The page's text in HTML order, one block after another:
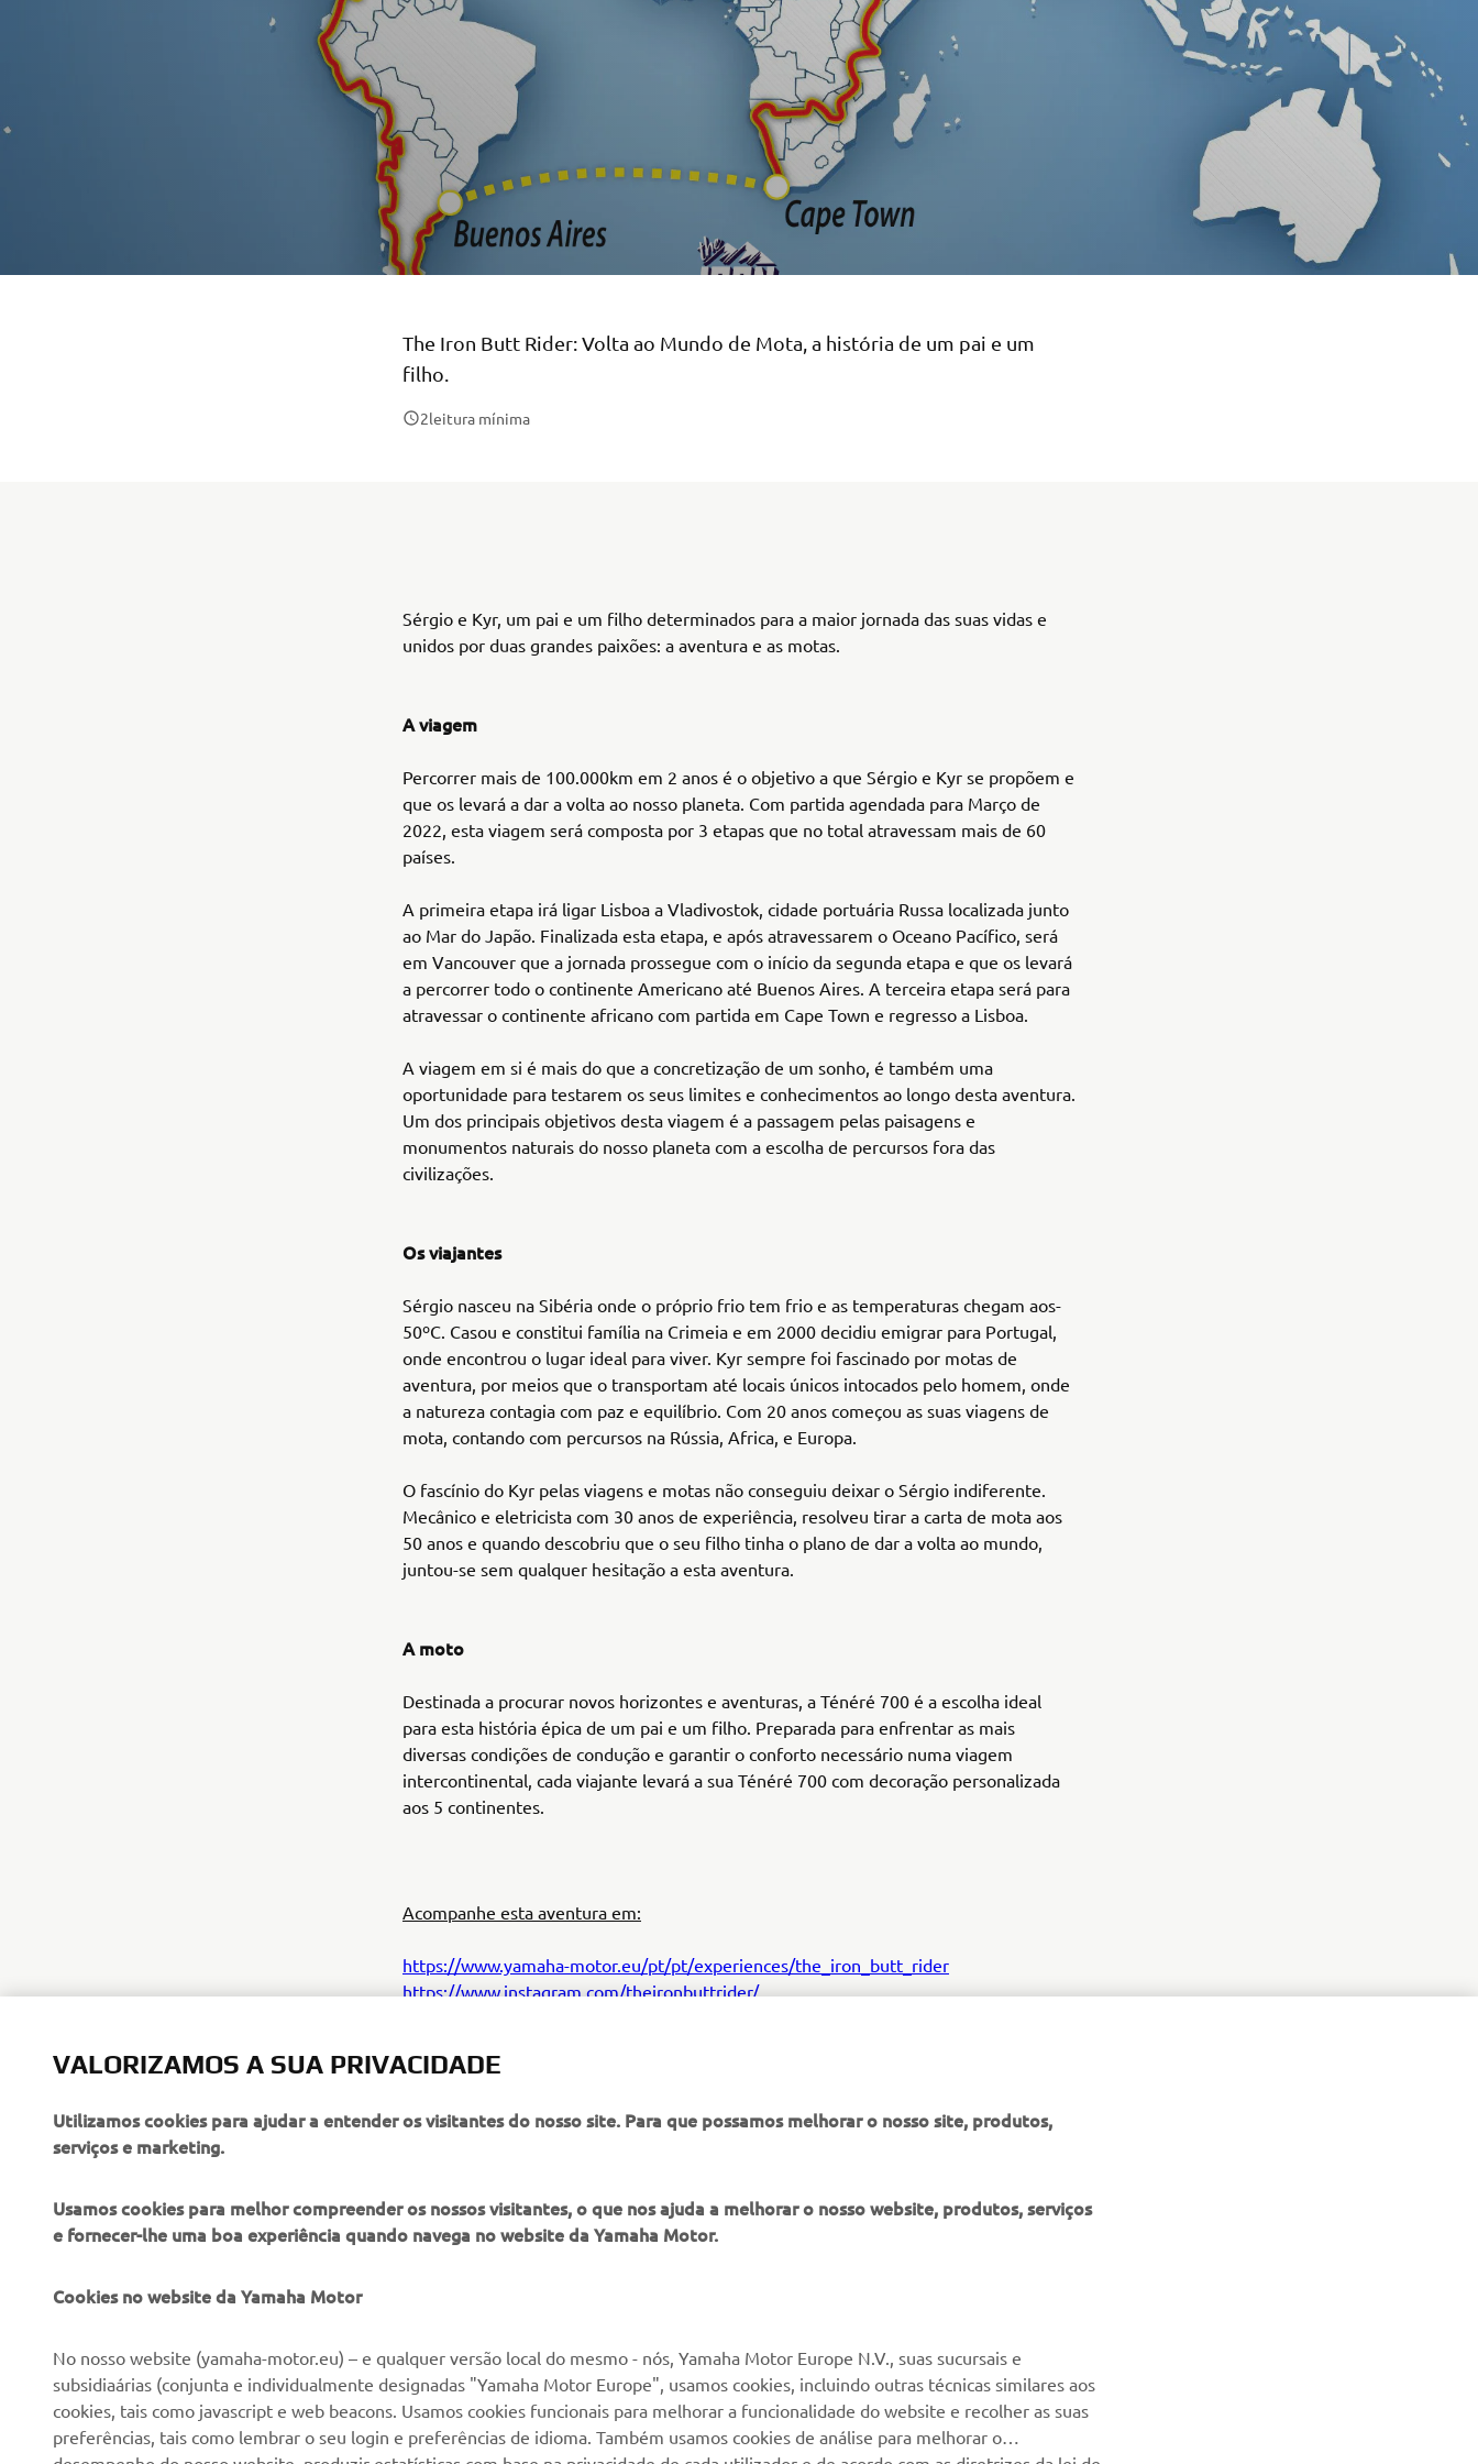
The Iron Butt Rider: Volta ao Mundo de Mota, a história de um pai e um
filho.
2leitura mínima
Sérgio e Kyr, um pai e um filho determinados para a maior jornada das suas vidas e
unidos por duas grandes paixões: a aventura e as motas.
A viagem
Percorrer mais de 100.000km em 2 anos é o objetivo a que Sérgio e Kyr se propõem e
que os levará a dar a volta ao nosso planeta. Com partida agendada para Março de
2022, esta viagem será composta por 3 etapas que no total atravessam mais de 60
países.
A primeira etapa irá ligar Lisboa a Vladivostok, cidade portuária Russa localizada junto
ao Mar do Japão. Finalizada esta etapa, e após atravessarem o Oceano Pacífico, será
em Vancouver que a jornada prossegue com o início da segunda etapa e que os levará
a percorrer todo o continente Americano até Buenos Aires. A terceira etapa será para
atravessar o continente africano com partida em Cape Town e regresso a Lisboa.
A viagem em si é mais do que a concretização de um sonho, é também uma
oportunidade para testarem os seus limites e conhecimentos ao longo desta aventura.
Um dos principais objetivos desta viagem é a passagem pelas paisagens e
monumentos naturais do nosso planeta com a escolha de percursos fora das
civilizações.
Os viajantes
Sérgio nasceu na Sibéria onde o próprio frio tem frio e as temperaturas chegam aos-
50ºC. Casou e constitui família na Crimeia e em 2000 decidiu emigrar para Portugal,
onde encontrou o lugar ideal para viver. Kyr sempre foi fascinado por motas de
aventura, por meios que o transportam até locais únicos intocados pelo homem, onde
a natureza contagia com paz e equilíbrio. Com 20 anos começou as suas viagens de
mota, contando com percursos na Rússia, Africa, e Europa.
O fascínio do Kyr pelas viagens e motas não conseguiu deixar o Sérgio indiferente.
Mecânico e eletricista com 30 anos de experiência, resolveu tirar a carta de mota aos
50 anos e quando descobriu que o seu filho tinha o plano de dar a volta ao mundo,
juntou-se sem qualquer hesitação a esta aventura.
A moto
Destinada a procurar novos horizontes e aventuras, a Ténéré 700 é a escolha ideal
para esta história épica de um pai e um filho. Preparada para enfrentar as mais
diversas condições de condução e garantir o conforto necessário numa viagem
intercontinental, cada viajante levará a sua Ténéré 700 com decoração personalizada
aos 5 continentes.
Acompanhe esta aventura em:
https://www.yamaha-motor.eu/pt/pt/experiences/the_iron_butt_rider
https://www.instagram.com/theironbuttrider/
EMPRESA
Sobre nós
PARA EMPRESAS
NEO's Delivery
MAIS YAMAHA
MyYamaha
SERVIÇO E SUPORTE
Suporte loja online
NEWSLETTER
Seja o primeiro a saber das últimas ofertas, eventos especiais,
novos lançamentos e muito mais
VALORIZAMOS A SUA PRIVACIDADE
Utilizamos cookies para ajudar a entender os visitantes do nosso site. Para que possamos melhorar o nosso site, produtos,
serviços e marketing.
Usamos cookies para melhor compreender os nossos visitantes, o que nos ajuda a melhorar o nosso website, produtos, serviços
e fornecer-lhe uma boa experiência quando navega no website da Yamaha Motor.
Cookies no website da Yamaha Motor
No nosso website (yamaha-motor.eu) – e qualquer versão local do mesmo - nós, Yamaha Motor Europe N.V., suas sucursais e
subsidiaárias (conjunta e individualmente designadas "Yamaha Motor Europe", usamos cookies, incluindo outras técnicas similares aos
cookies, tais como javascript e web beacons. Usamos cookies funcionais para melhorar a funcionalidade do website e recolher as suas
preferências, tais como lembrar o seu login e preferências de idioma. Também usamos cookies de análise para melhorar o
desempenho do nosso website, produzir estatísticas com base na privacidade de cada utilizador e de acordo com as diretrizes da lei de